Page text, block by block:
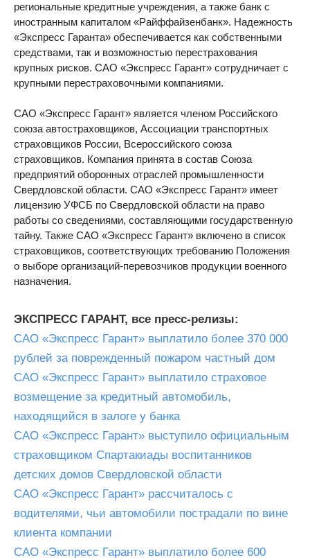
региональные кредитные учреждения, а также банк с
иностранным капиталом «Райффайзенбанк». Надежность
«Экспресс Гаранта» обеспечивается как собственными
средствами, так и возможностью перестрахования
крупных рисков. САО «Экспресс Гарант» сотрудничает с
крупными перестраховочными компаниями.
САО «Экспресс Гарант» является членом Российского
союза автостраховщиков, Ассоциации транспортных
страховщиков России, Всероссийского союза
страховщиков. Компания принята в состав Союза
предприятий оборонных отраслей промышленности
Свердловской области. САО «Экспресс Гарант» имеет
лицензию УФСБ по Свердловской области на право
работы со сведениями, составляющими государственную
тайну. Также САО «Экспресс Гарант» включено в список
страховщиков, соответствующих требованию Положения
о выборе организаций-перевозчиков продукции военного
назначения.
ЭКСПРЕСС ГАРАНТ, все пресс-релизы:
САО «Экспресс Гарант» выплатило более 370 000
рублей за поврежденный пожаром частный дом
САО «Экспресс Гарант» выплатило страховое
возмещение за кредитный автомобиль,
находящийся в залоге у банка
САО «Экспресс Гарант» выступило официальным
страховщиком Спартакиады воспитанников
детских домов Свердловской области
САО «Экспресс Гарант» рассчиталось с
водителями, чьи автомобили пострадали по вине
клиента компании
САО «Экспресс Гарант» выплатило более 600